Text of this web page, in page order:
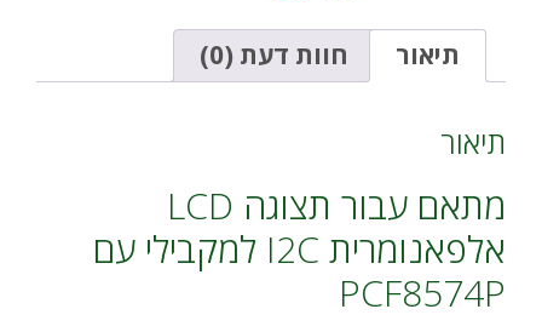
I2C
למקבילי
עם
-
מתאים
t
i
v
תיאור חוות דעת (0)
תיאור
מתאם עבור תצוגה LCD
אלפאנומרית I2C למקבילי עם
PCF8574P